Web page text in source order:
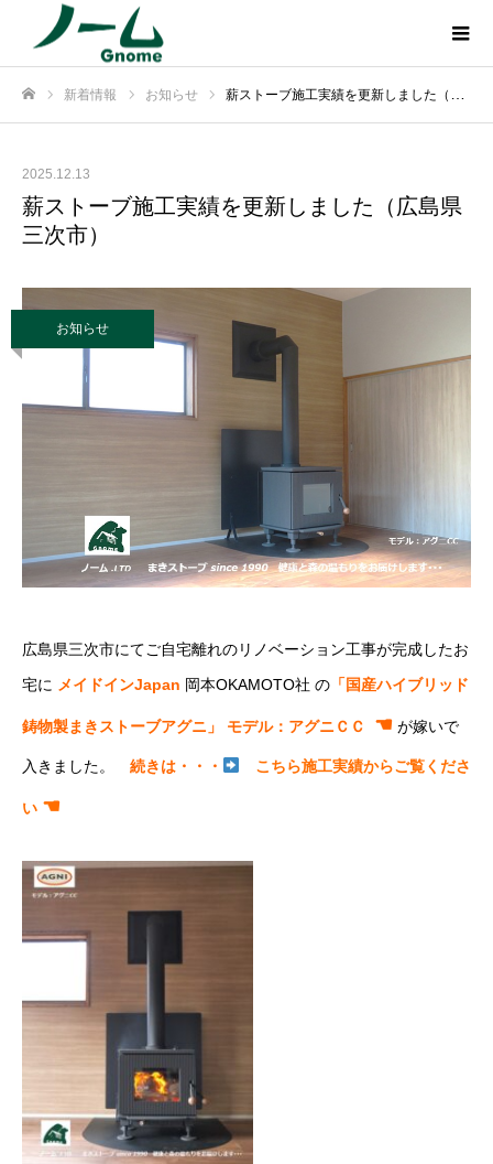
新着情報 お知らせ 薪ストーブ施工実績を更新しました（広島県三次市）
2025.12.13
薪ストーブ施工実績を更新しました（広島県
三次市）
お知らせ
広島県三次市にてご自宅離れのリノベーション工事が完成したお
宅に メイドインJapan 岡本OKAMOTO社 の 「国産ハイブリッド
鋳物製まきストーブアグニ」 モデル：アグニＣＣ ☚ が嫁いで
入きました。 続きは・・・ こちら施工実績からご覧くださ
い ☚